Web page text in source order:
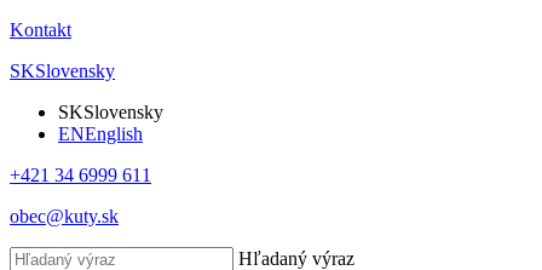
Kontakt
SKSlovensky
SKSlovensky
ENEnglish
+421 34 6999 611
obec@kuty.sk
Hľadaný výraz